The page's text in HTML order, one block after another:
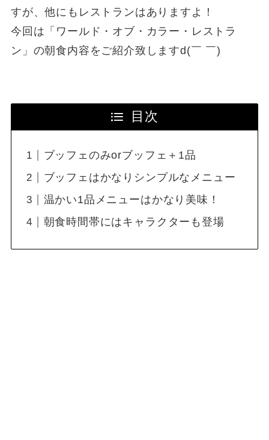
すが、他にもレストランはありますよ！
今回は「ワールド・オブ・カラー・レストラ
ン」の朝食内容をご紹介致しますd(￣ ￣)
目次
ブッフェのみorブッフェ＋1品
ブッフェはかなりシンプルなメニュー
温かい1品メニューはかなり美味！
朝食時間帯にはキャラクターも登場